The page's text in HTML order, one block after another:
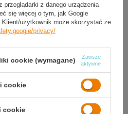
50,00 złsą za
przeglądarki z danego urządzenia
się więcej o tym, jak Google
Klient/użytkownik może skorzystać ze
privacy/
cookie (wymagane)
Zawsze
aktywne
cookie
cookie